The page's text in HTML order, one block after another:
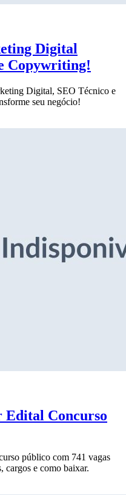
Digital
Copywriting!
Digital, SEO Técnico e
seu negócio!
Edital Concurso
público com 741 vagas
cargos e como baixar.